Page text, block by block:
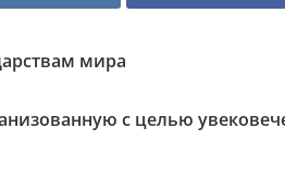
мира
с целью